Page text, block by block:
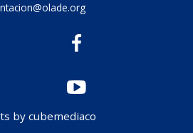
by cubemediaco